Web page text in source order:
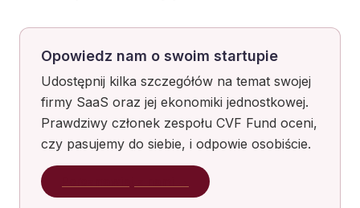
Opowiedz nam o swoim startupie
Udostępnij kilka szczegółów na temat swojej
firmy SaaS oraz jej ekonomiki jednostkowej.
Prawdziwy członek zespołu CVF Fund oceni,
czy pasujemy do siebie, i odpowie osobiście.